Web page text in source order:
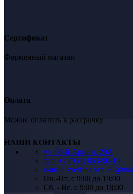
Сертификат
Фирменный магазин
Оплата
Можно оплатить в рассрочку
НАШИ КОНТАКТЫ
ул. 60-й Армии, 29А
тел: +7 (951) 853-90-19
e-mail:
Пн.-Пт. c 9:00 до 19:00
Сб. - Вс. c 9:00 до 18:00